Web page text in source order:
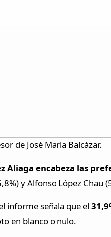
de José María Balcázar.
Aliaga encabeza las
y Alfonso López Chau
informe señala que el
en blanco o nulo.